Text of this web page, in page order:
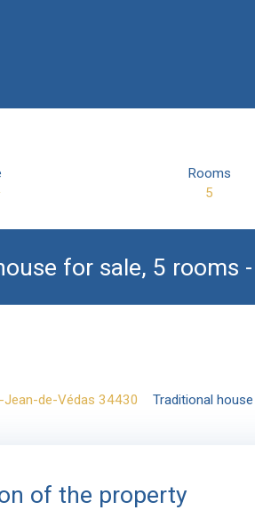
Rooms
5
for sale, 5 rooms
Jean-de-Védas 34430 Traditional
of the property